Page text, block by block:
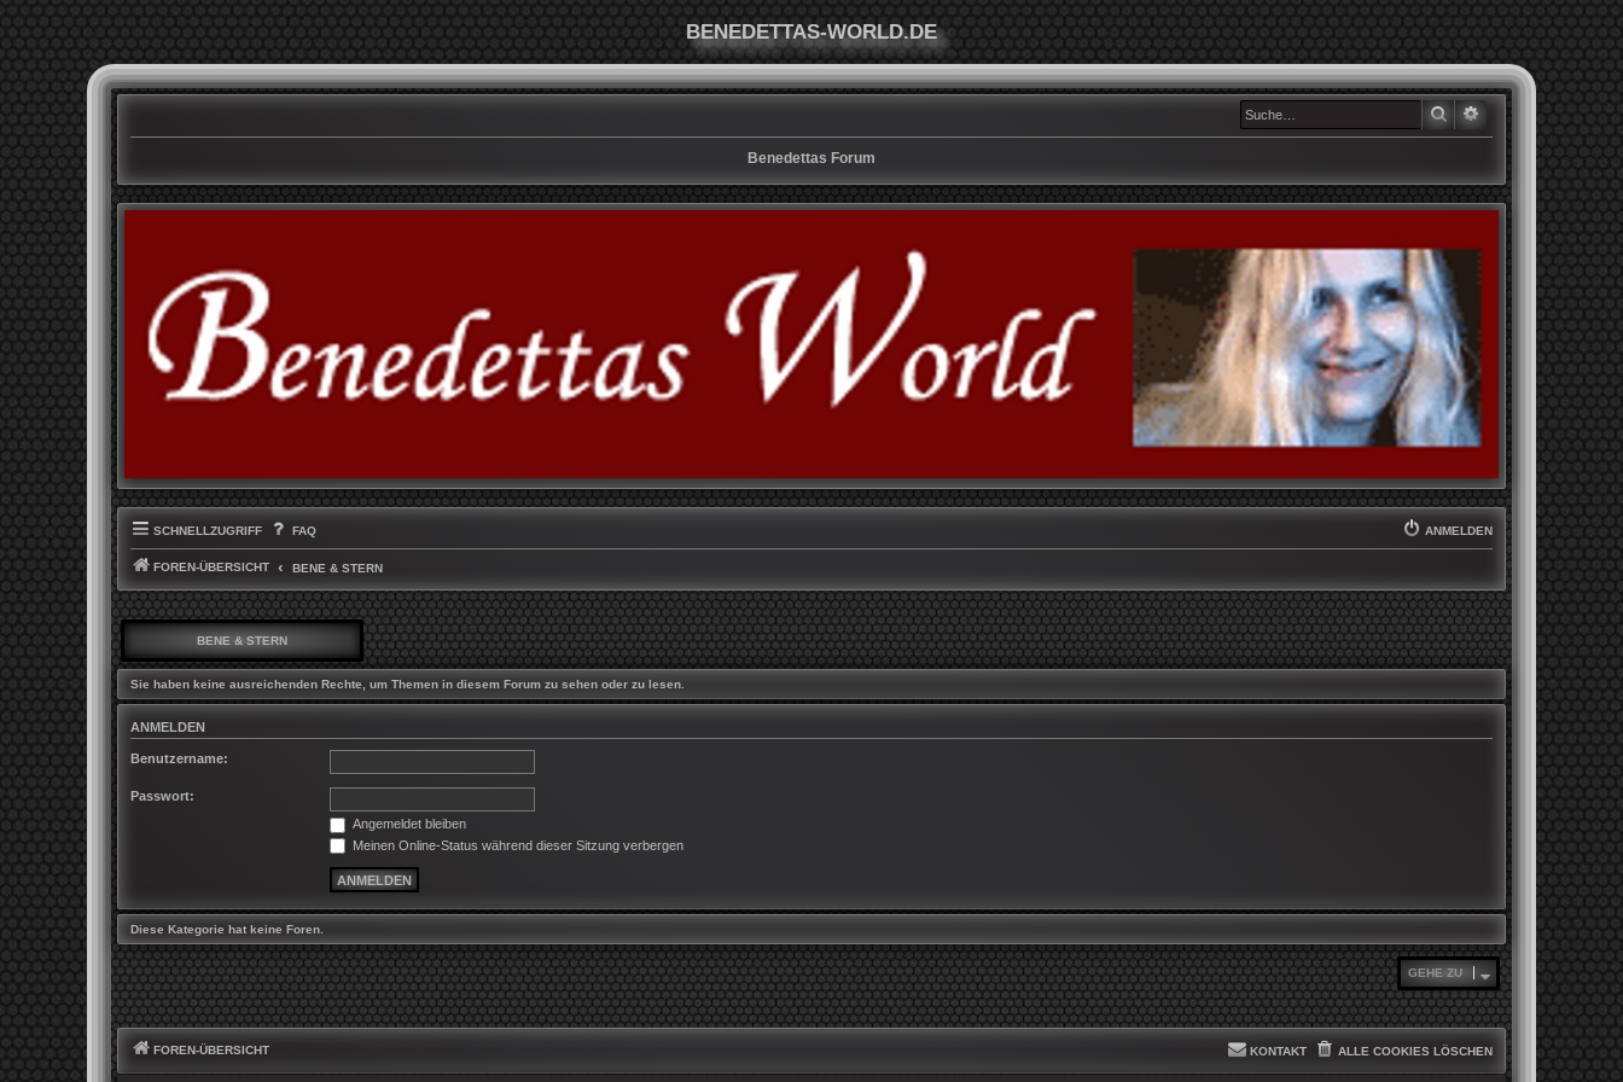
BENEDETTAS-WORLD.DE
SUCHE
Benedettas Forum
SCHNELLZUGRIFF FAQ ANMELDEN
FOREN-ÜBERSICHT BENE & STERN
BENE & STERN
Sie haben keine ausreichenden Rechte, um Themen in diesem Forum zu sehen oder zu lesen.
ANMELDEN
Benutzername:
Passwort:
Angemeldet bleiben
Meinen Online-Status während dieser Sitzung verbergen
Diese Kategorie hat keine Foren.
GEHE ZU
FOREN-ÜBERSICHT ALLE COOKIES LÖSCHEN
KONTAKT